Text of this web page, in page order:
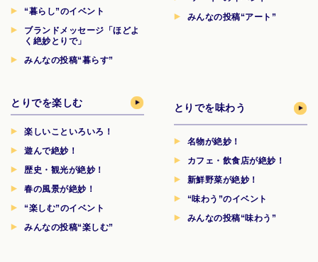
“暮らし”のイベント
ブランドメッセージ「ほどよ
く絶妙とりで」
みんなの投稿“暮らす”
みんなの投稿“アート”
とりでを楽しむ
楽しいこといろいろ！
遊んで絶妙！
歴史・観光が絶妙！
春の風景が絶妙！
“楽しむ”のイベント
みんなの投稿“楽しむ”
とりでを味わう
名物が絶妙！
カフェ・飲食店が絶妙！
新鮮野菜が絶妙！
“味わう”のイベント
みんなの投稿“味わう”